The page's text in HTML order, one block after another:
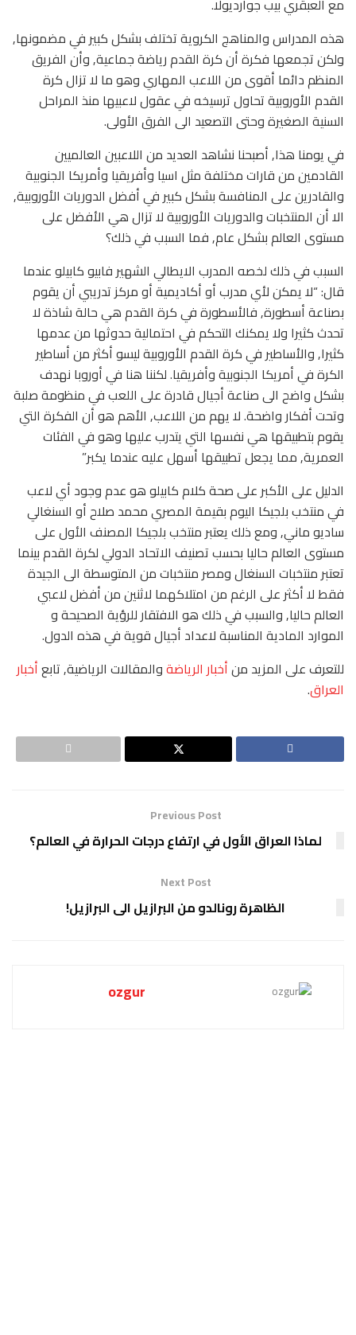
هذه المدراس والمناهج الكروية تختلف بشكل كبير في مضمونها,
ولكن تجمعها فكرة أن كرة القدم رياضة جماعية, وأن الفريق
المنظم دائما أقوى من اللاعب المهاري وهو ما لا تزال كرة
القدم الأوروبية تحاول ترسيخه في عقول لاعبيها منذ المراحل
السنية الصغيرة وحتى التصعيد الى الفرق الأولى.
في يومنا هذا, أصبحنا نشاهد العديد من اللاعبين العالميين
القادمين من قارات مختلفة مثل اسيا وأفريقيا وأمريكا الجنوبية
والقادرين على المنافسة بشكل كبير في أفضل الدوريات الأوروبية,
الا أن المنتخبات والدوريات الأوروبية لا تزال هي الأفضل على
مستوى العالم بشكل عام, فما السبب في ذلك؟
السبب في ذلك لخصه المدرب الايطالي الشهير فابيو كابيلو عندما
قال: “لا يمكن لأي مدرب أو أكاديمية أو مركز تدريبي أن يقوم
بصناعة أسطورة, فالأسطورة في كرة القدم هي حالة شاذة لا
تحدث كثيرا ولا يمكنك التحكم في احتمالية حدوثها من عدمها
كثيرا, والأساطير في كرة القدم الأوروبية ليسو أكثر من أساطير
الكرة في أمريكا الجنوبية وأفريقيا. لكننا هنا في أوروبا نهدف
بشكل واضح الى صناعة أجيال قادرة على اللعب في منظومة صلبة
وتحت أفكار واضحة. لا يهم من اللاعب, الأهم هو أن الفكرة التي
يقوم بتطبيقها هي نفسها التي يتدرب عليها وهو في الفئات
العمرية, مما يجعل تطبيقها أسهل عليه عندما يكبر”
الدليل على الأكبر على صحة كلام كابيلو هو عدم وجود أي لاعب
في منتخب بلجيكا اليوم بقيمة المصري محمد صلاح أو السنغالي
ساديو ماني, ومع ذلك يعتبر منتخب بلجيكا المصنف الأول على
مستوى العالم حاليا بحسب تصنيف الاتحاد الدولي لكرة القدم بينما
تعتبر منتخبات السنغال ومصر منتخبات من المتوسطة الى الجيدة
فقط لا أكثر على الرغم من امتلاكهما لاثنين من أفضل لاعبي
العالم حاليا, والسبب في ذلك هو الافتقار للرؤية الصحيحة و
الموارد المادية المناسبة لاعداد أجيال قوية في هذه الدول.
للتعرف على المزيد منأخبار الرياضةوالمقالات الرياضية, تابعأخبار
العراق.
Previous Post
لماذا العراق الأول في ارتفاع درجات الحرارة في العالم؟
Next Post
الظاهرة رونالدو من البرازيل الى البرازيل!
ozgur